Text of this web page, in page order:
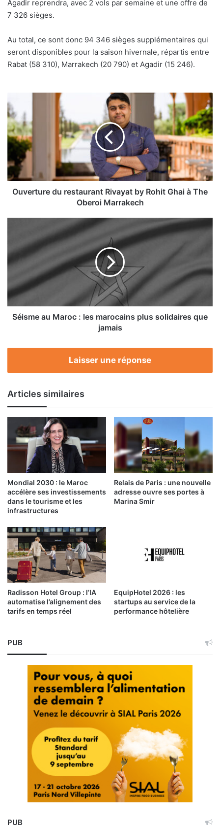
Agadir reprendra, avec 2 vols par semaine et une offre de
7 326 sièges.
Au total, ce sont donc 94 346 sièges supplémentaires qui
seront disponibles pour la saison hivernale, répartis entre
Rabat (58 310), Marrakech (20 790) et Agadir (15 246).
du
restaurant
Rivayat
by
Rohit
Ghai
à
The
Oberoi
Ouverture du restaurant Rivayat by Rohit Ghai à The
Oberoi Marrakech
:
les
marocains
plus
solidaires
que
jamais
Séisme au Maroc : les marocains plus solidaires que
jamais
Laisser une réponse
Articles similaires
Mondial 2030 : le Maroc
accélère ses investissements
dans le tourisme et les
infrastructures
Relais de Paris : une nouvelle
adresse ouvre ses portes à
Marina Smir
Radisson Hotel Group : l’IA
automatise l’alignement des
tarifs en temps réel
EquipHotel 2026 : les
startups au service de la
performance hôtelière
PUB
PUB